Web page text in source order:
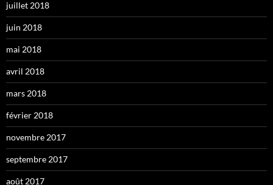
juillet 2018
juin 2018
mai 2018
avril 2018
mars 2018
février 2018
novembre 2017
septembre 2017
août 2017